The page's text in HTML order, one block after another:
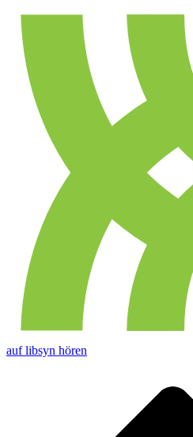
auf libsyn hören